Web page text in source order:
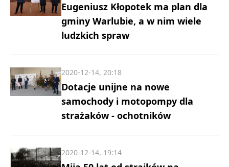
Eugeniusz Kłopotek ma plan dla
gminy Warlubie, a w nim wiele
ludzkich spraw
Dotacje unijne na nowe
samochody i motopompy dla
strażaków - ochotników
2020-12-14, 20:18
2020-12-14, 19:14